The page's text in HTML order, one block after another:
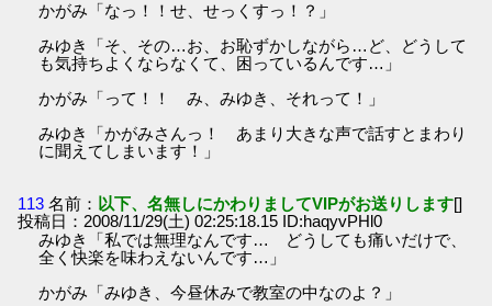
かがみ「なっ！！せ、せっくすっ！？」
みゆき「そ、その…お、お恥ずかしながら…ど、どうして
も気持ちよくならなくて、困っているんです…」
かがみ「って！！ み、みゆき、それって！」
みゆき「かがみさんっ！ あまり大きな声で話すとまわり
に聞えてしまいます！」
113 名前： 以下、名無しにかわりましてVIPがお送りします[]
投稿日：2008/11/29(土) 02:25:18.15 ID:haqyvPHl0
みゆき「私では無理なんです… どうしても痛いだけで、
全く快楽を味わえないんです…」
かがみ「みゆき、今昼休みで教室の中なのよ？」